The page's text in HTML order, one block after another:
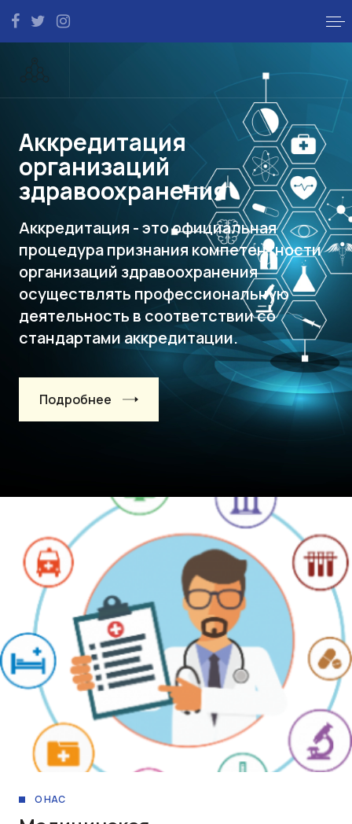
Аккредитация
организаций
здравоохранения
Аккредитация - это официальная
процедура признания компетентности
организаций здравоохранения
осуществлять профессиональную
деятельность в соответствии со
стандартами аккредитации.
Подробнее
О НАС